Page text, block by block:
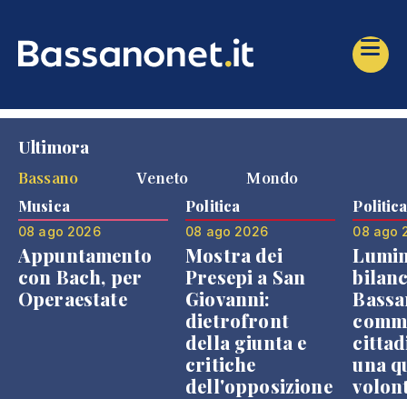
Ultimora
Bassano
Veneto Mondo
Musica
08 ago 2026
Appuntamento
con Bach, per
Operaestate
Politica
08 ago 2026
Mostra dei
Presepi a San
Giovanni:
dietrofront
della giunta e
critiche
dell'opposizione
Politica
08 ago
una